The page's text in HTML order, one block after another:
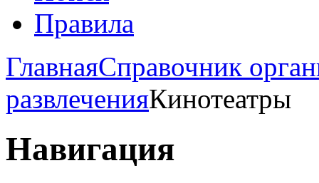
Правила
ГлавнаяСправочник
развлеченияКинотеатры
Навигация